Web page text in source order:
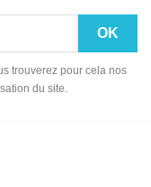
trouverez pour cela nos
du site.